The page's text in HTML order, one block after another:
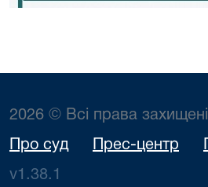
2026 © Всі права захищені
Про суд Прес-центр
v1.38.1